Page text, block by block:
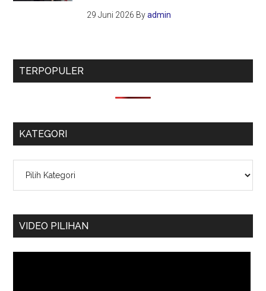
29 Juni 2026 Byadmin
TERPOPULER
KATEGORI
VIDEO PILIHAN